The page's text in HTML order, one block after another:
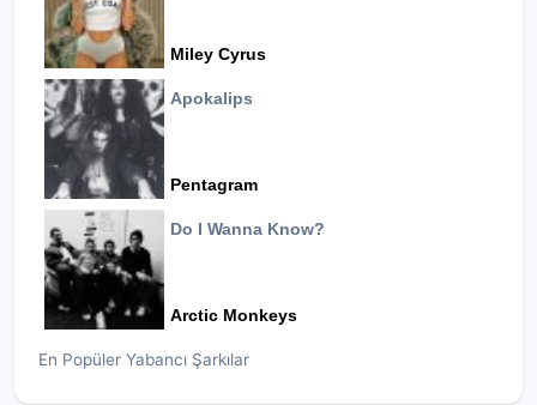
Miley Cyrus
Apokalips
Pentagram
Do I Wanna Know?
Arctic Monkeys
En Popüler Yabancı Şarkılar